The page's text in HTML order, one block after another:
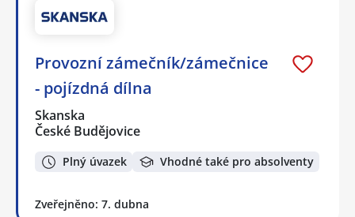
Provozní zámečník/zámečnice
- pojízdná dílna
Skanska
České Budějovice
Plný úvazek Vhodné také pro absolventy
Zveřejněno: 7. dubna